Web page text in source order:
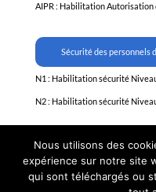
AIPR : Habilitation Autorisation
Sécurité des personnels
N1 : Habilitation sécurité
N2 : Habilitation sécurité
Nous utilisons des
expérience sur notre site
qui sont téléchargés ou